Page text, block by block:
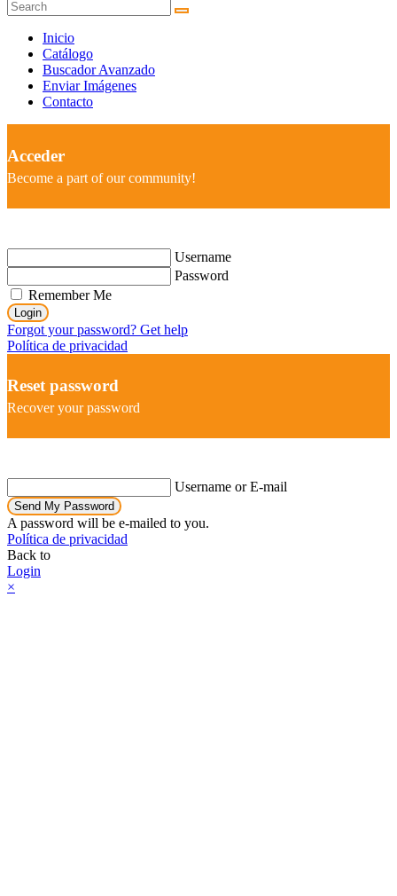
Inicio
Catálogo
Buscador Avanzado
Enviar Imágenes
Contacto
Acceder
Become a part of our community!
Username
Password
Remember Me
Login
Forgot your password? Get help
Política de privacidad
Reset password
Recover your password
Username or E-mail
Send My Password
A password will be e-mailed to you.
Política de privacidad
Back to
Login
×